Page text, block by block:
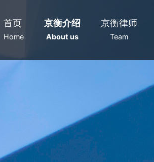
首页
Home
京衡介绍
About us
京衡律师
Team